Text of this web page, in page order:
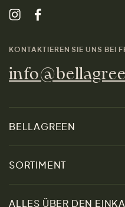
KONTAKTIEREN SIE UNS BEI
BELLAGREEN
Über uns
Nachhaltigkeit
SORTIMENT
Sale
ALLES ÜBER DEN